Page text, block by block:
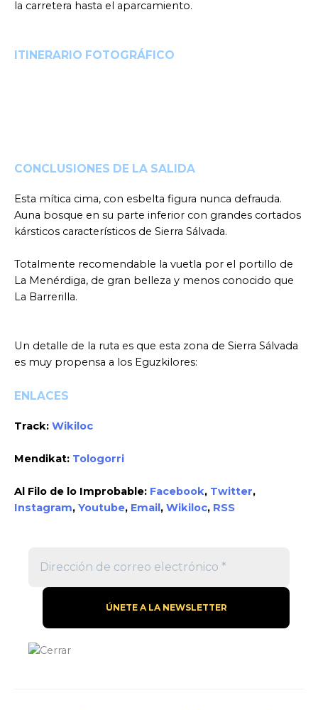
la carretera hasta el aparcamiento.
ITINERARIO FOTOGRÁFICO
CONCLUSIONES DE LA SALIDA
Esta mítica cima, con esbelta figura nunca defrauda.
Auna bosque en su parte inferior con grandes cortados
kársticos característicos de Sierra Sálvada.
Totalmente recomendable la vuetla por el portillo de
La Menérdiga, de gran belleza y menos conocido que
La Barrerilla.
Un detalle de la ruta es que esta zona de Sierra Sálvada
es muy propensa a los Eguzkilores:
ENLACES
Track: Wikiloc
Mendikat: Tologorri
Al Filo de lo Improbable: Facebook, Twitter,
Instagram, Youtube, Email , Wikiloc, RSS